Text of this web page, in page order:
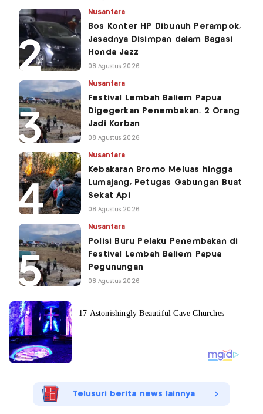
Nusantara
Bos Konter HP Dibunuh Perampok,
Jasadnya Disimpan dalam Bagasi
Honda Jazz
08 Agustus 2026
Nusantara
Festival Lembah Baliem Papua
Digegerkan Penembakan, 2 Orang
Jadi Korban
08 Agustus 2026
Nusantara
Kebakaran Bromo Meluas hingga
Lumajang, Petugas Gabungan Buat
Sekat Api
08 Agustus 2026
Nusantara
Polisi Buru Pelaku Penembakan di
Festival Lembah Baliem Papua
Pegunungan
08 Agustus 2026
Telusuri berita news lainnya